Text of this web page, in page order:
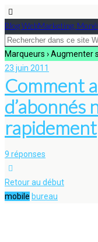
Blog WebMarketing,
Marqueurs › Augmenter
23 juin 2011
Comment
d’abonnés
rapidement
9 réponses
Retour au début
mobile bureau